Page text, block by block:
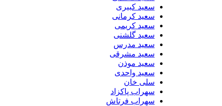
سعید کبیری
سعید کرمانی
سعید کریمی
سعید گلشنی
سعید مدرس
سعید مشرقی
سعید موذن
سعید واحدی
سلی خان
سهراب پاکزاد
سهراب فرتاش